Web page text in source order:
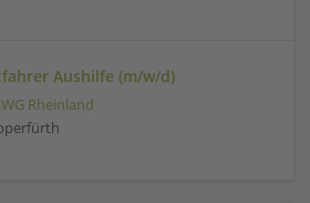
Aushilfe (m/w/d)
Rheinland